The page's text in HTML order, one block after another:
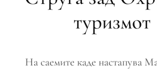
туризмот
На саемите каде настапува